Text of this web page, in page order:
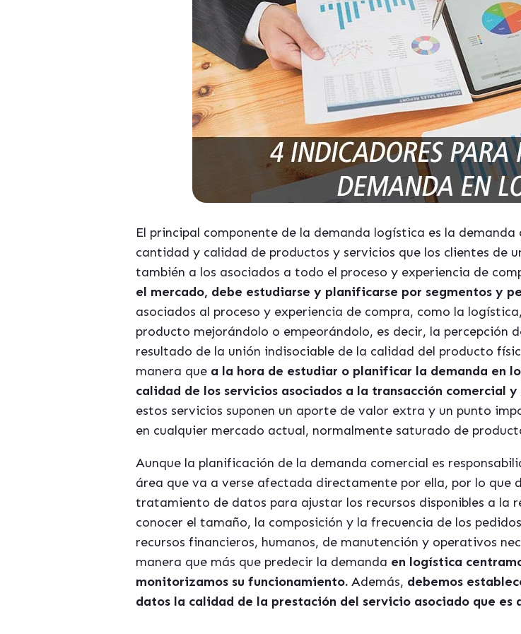
El principal componente de la demanda logística es la
cantidad y calidad de productos y servicios que los clientes de
también a los asociados a todo el proceso y experiencia de
el mercado, debe estudiarse y planificarse por segmentos y
asociados al proceso y experiencia de compra, como la
producto mejorándolo o empeorándolo, es decir, la percepción
resultado de la unión indisociable de la calidad del producto
manera que a la hora de estudiar o planificar la demanda en
calidad de los servicios asociados a la transacción comercial
estos servicios suponen un aporte de valor extra y un punto
en cualquier mercado actual, normalmente saturado de
Aunque la planificación de la demanda comercial es
área que va a verse afectada directamente por ella, por lo que
tratamiento de datos para ajustar los recursos disponibles a la
conocer el tamaño, la composición y la frecuencia de los
recursos financieros, humanos, de manutención y operativos
manera que más que predecir la demanda en logística
monitorizamos su funcionamiento. Además, debemos
datos la calidad de la prestación del servicio asociado que